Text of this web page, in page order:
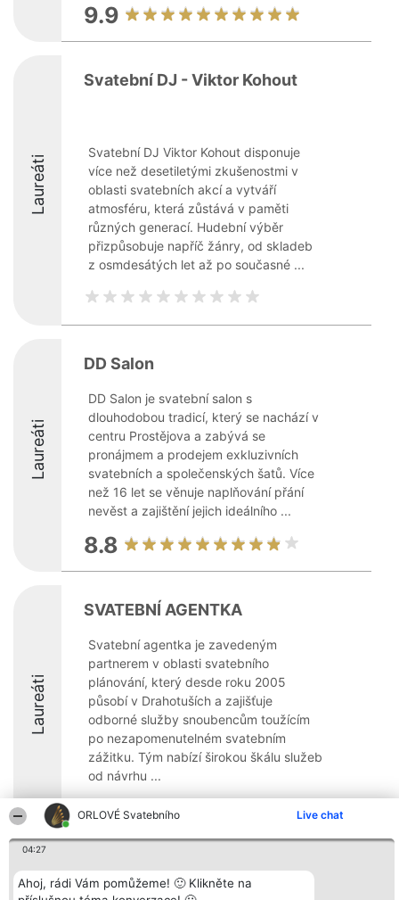
ORLOVÉ Svatebního Live chat
04:27
Ahoj, rádi Vám pomůžeme! 🙂 Klikněte na
9.9
Laureáti
Svatební DJ - Viktor Kohout
Svatební DJ Viktor Kohout disponuje
více než desetiletými zkušenostmi v
oblasti svatebních akcí a vytváří
atmosféru, která zůstává v paměti
různých generací. Hudební výběr
přizpůsobuje napříč žánry, od skladeb
z osmdesátých let až po současné ...
Laureáti
DD Salon
DD Salon je svatební salon s
dlouhodobou tradicí, který se nachází v
centru Prostějova a zabývá se
pronájmem a prodejem exkluzivních
svatebních a společenských šatů. Více
než 16 let se věnuje naplňování přání
nevěst a zajištění jejich ideálního ...
8.8
Laureáti
SVATEBNÍ AGENTKA
Svatební agentka je zavedeným
partnerem v oblasti svatebního
plánování, který desde roku 2005
působí v Drahotuších a zajišťuje
odborné služby snoubencům toužícím
po nezapomenutelném svatebním
zážitku. Tým nabízí širokou škálu služeb
od návrhu ...
10
Organizátor hlasování
Bright Side Solutions sp. z o.
Plebiscyt
Vítězové
Kontakt